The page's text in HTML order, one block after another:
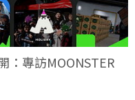
：專訪MOONSTER